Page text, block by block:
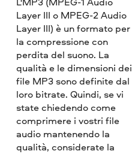
Layer III o MPEG-2 Audio
Layer III) è un formato per
la compressione con
perdita del suono. La
qualità e le dimensioni dei
file MP3 sono definite dal
loro bitrate. Quindi, se vi
state chiedendo come
comprimere i vostri file
audio mantenendo la
qualità, considerate la